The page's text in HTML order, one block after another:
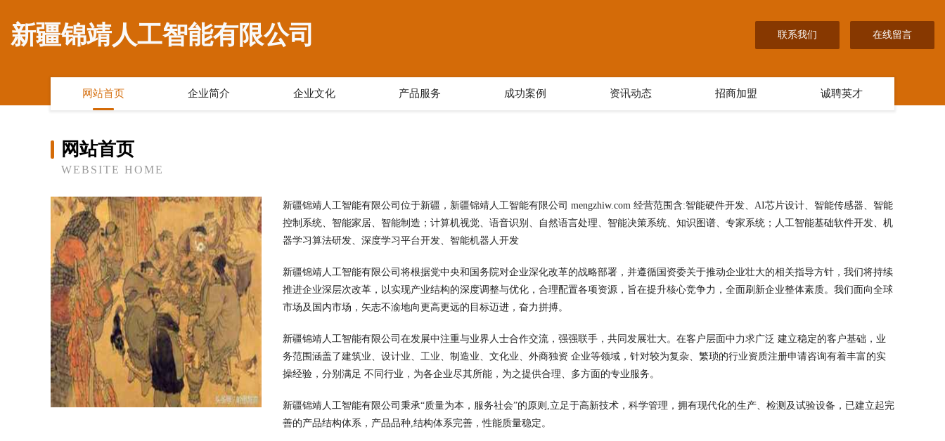
新疆锦靖人工智能有限公司 联系我们 在线留言
网站首页 企业简介 企业文化 产品服务 成功案例 资讯动态 招商加盟 诚聘英才
网站首页
WEBSITE HOME
新疆锦靖人工智能有限公司位于新疆，新疆锦靖人工智能有限公司 mengzhiw.com 经营范围含:智能硬件开发、AI芯片设计、智能传感器、智能
控制系统、智能家居、智能制造；计算机视觉、语音识别、自然语言处理、智能决策系统、知识图谱、专家系统；人工智能基础软件开发、机
器学习算法研发、深度学习平台开发、智能机器人开发
新疆锦靖人工智能有限公司将根据党中央和国务院对企业深化改革的战略部署，并遵循国资委关于推动企业壮大的相关指导方针，我们将持续
推进企业深层次改革，以实现产业结构的深度调整与优化，合理配置各项资源，旨在提升核心竞争力，全面刷新企业整体素质。我们面向全球
市场及国内市场，矢志不渝地向更高更远的目标迈进，奋力拼搏。
新疆锦靖人工智能有限公司在发展中注重与业界人士合作交流，强强联手，共同发展壮大。在客户层面中力求广泛 建立稳定的客户基础，业
务范围涵盖了建筑业、设计业、工业、制造业、文化业、外商独资 企业等领域，针对较为复杂、繁琐的行业资质注册申请咨询有着丰富的实
操经验，分别满足 不同行业，为各企业尽其所能，为之提供合理、多方面的专业服务。
新疆锦靖人工智能有限公司秉承“质量为本，服务社会”的原则,立足于高新技术，科学管理，拥有现代化的生产、检测及试验设备，已建立起完
善的产品结构体系，产品品种,结构体系完善，性能质量稳定。